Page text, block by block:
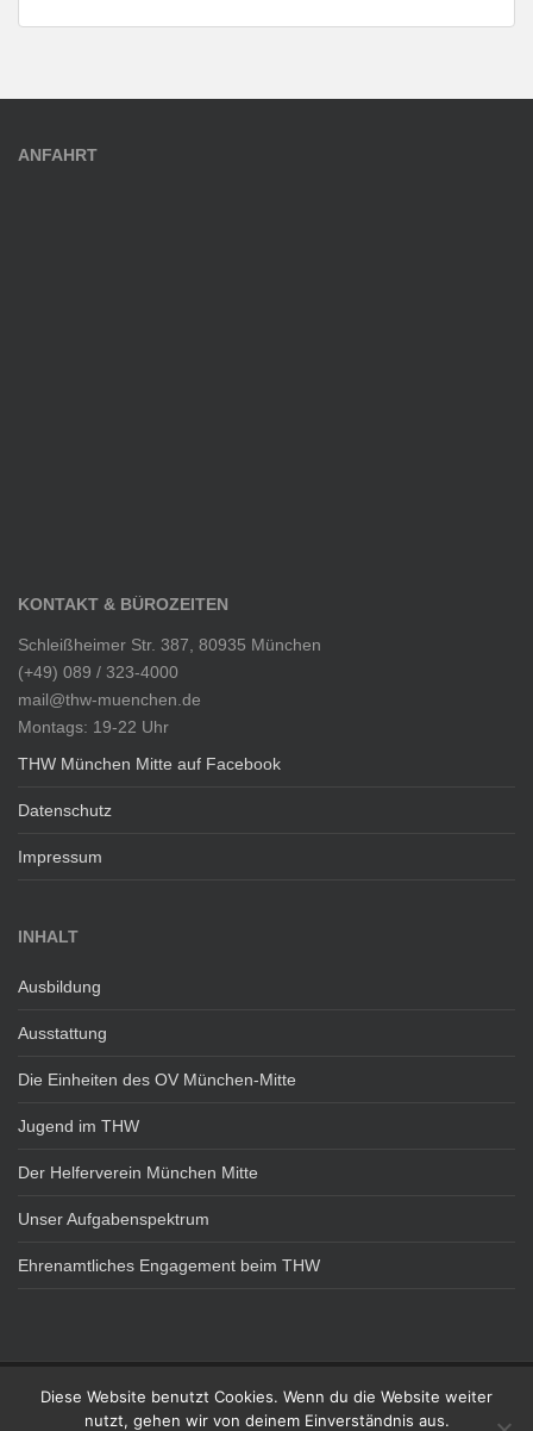
ANFAHRT
KONTAKT & BÜROZEITEN
Schleißheimer Str. 387, 80935 München
(+49) 089 / 323-4000
mail@thw-muenchen.de
Montags: 19-22 Uhr
THW München Mitte auf Facebook
Datenschutz
Impressum
INHALT
Ausbildung
Ausstattung
Die Einheiten des OV München-Mitte
Jugend im THW
Der Helferverein München Mitte
Unser Aufgabenspektrum
Ehrenamtliches Engagement beim THW
DATENSCHUTZ IMPRESSUM
Diese Website benutzt Cookies. Wenn du die Website weiter
nutzt, gehen wir von deinem Einverständnis aus.